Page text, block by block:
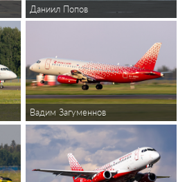
Даниил Попов
Вадим Загуменнов